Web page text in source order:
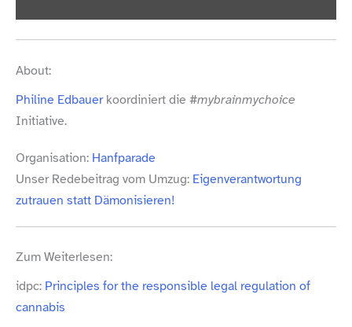
About:
Philine Edbauerkoordiniert die #mybrainmychoice
Initiative.
Organisation: Hanfparade
Unser Redebeitrag vom Umzug: Eigenverantwortung
zutrauen statt Dämonisieren!
Zum Weiterlesen:
idpc: Principles for the responsible legal regulation of
cannabis